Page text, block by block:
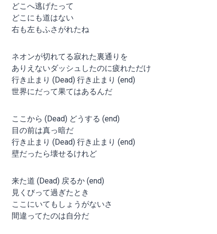
どこへ逃げたって
どこにも道はない
右も左もふさがれたね
ネオンが切れてる寂れた裏通りを
ありえないダッシュしたのに疲れただけ
行き止まり (Dead) 行き止まり (end)
世界にだって果てはあるんだ
ここから (Dead) どうする (end)
目の前は真っ暗だ
行き止まり (Dead) 行き止まり (end)
壁だったら壊せるけれど
来た道 (Dead) 戻るか (end)
見くびって過ぎたとき
ここにいてもしょうがないさ
間違ってたのは自分だ